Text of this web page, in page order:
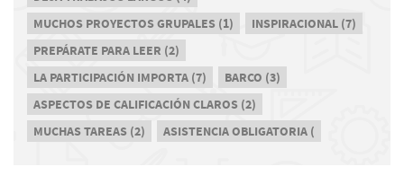
MUCHOS PROYECTOS GRUPALES (1)
INSPIRACIONAL (7)
PREPÁRATE PARA LEER (2)
LA PARTICIPACIÓN IMPORTA (7)
BARCO (3)
ASPECTOS DE CALIFICACIÓN CLAROS (2)
MUCHAS TAREAS (2)
ASISTENCIA OBLIGATORIA (